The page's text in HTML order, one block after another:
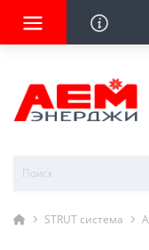
STRUT система